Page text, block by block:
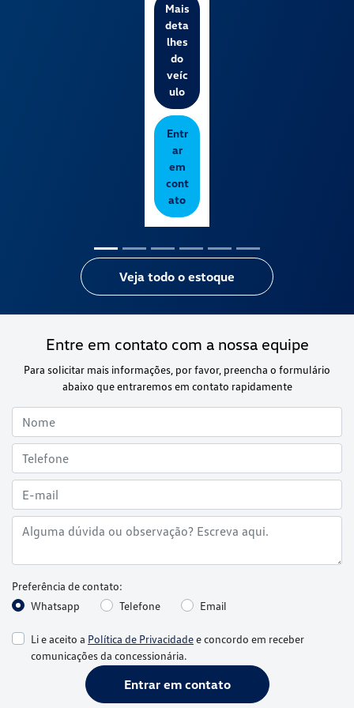
Mais
deta
lhes
do
veíc
ulo
Entr
ar
em
cont
ato
Veja todo o estoque
Entre em contato com a nossa equipe
Para solicitar mais informações, por favor, preencha o formulário
abaixo que entraremos em contato rapidamente
Preferência de contato:
Whatsapp
Telefone Email
Li e aceito a Política de Privacidadee concordo em receber
comunicações da concessionária.
Entrar em contato